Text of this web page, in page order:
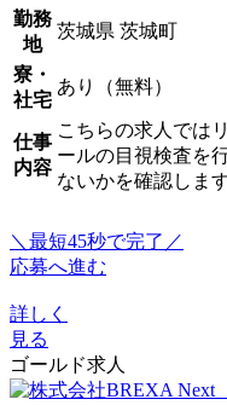
勤務
地
茨城県 茨城町
寮・
社宅
あり（無料）
仕事
内容
こちらの求人では
ールの目視検査を
ないかを確認し
＼最短45秒で完了／
応募へ進む
詳しく
見る
ゴールド求人